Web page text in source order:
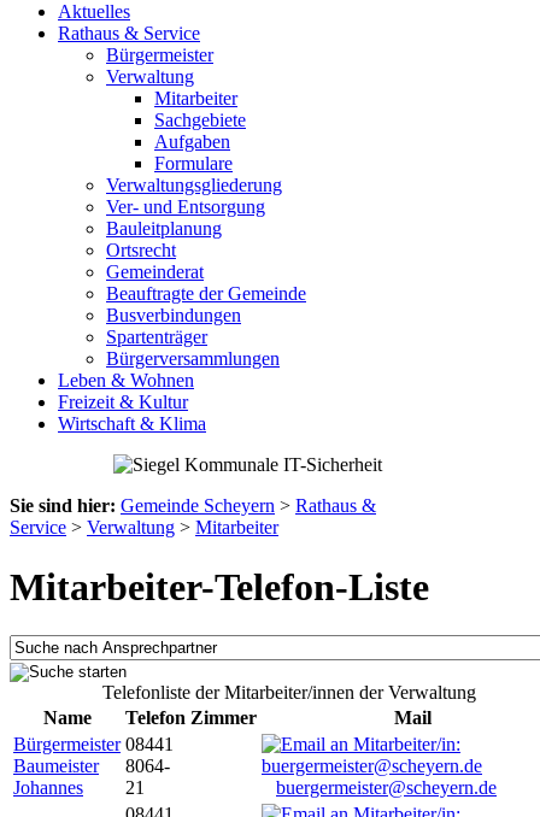
Aktuelles
Rathaus & Service
Bürgermeister
Verwaltung
Mitarbeiter
Sachgebiete
Aufgaben
Formulare
Verwaltungsgliederung
Ver- und Entsorgung
Bauleitplanung
Ortsrecht
Gemeinderat
Beauftragte der Gemeinde
Busverbindungen
Spartenträger
Bürgerversammlungen
Leben & Wohnen
Freizeit & Kultur
Wirtschaft & Klima
Sie sind hier: Gemeinde Scheyern > Rathaus &
Service > Verwaltung > Mitarbeiter
Mitarbeiter-Telefon-Liste
Telefonliste der Mitarbeiter/innen der Verwaltung
Name
Telefon Zimmer
Mail
Bürgermeister
Baumeister
Johannes
08441
8064-
21
buergermeister@scheyern.de